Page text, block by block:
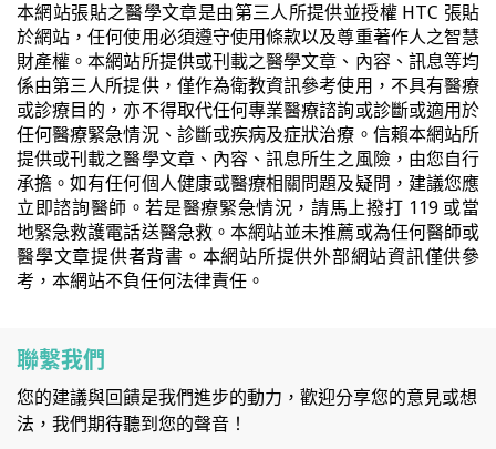
本網站張貼之醫學文章是由第三人所提供並授權 HTC 張貼
於網站，任何使用必須遵守使用條款以及尊重著作人之智慧
財產權。本網站所提供或刊載之醫學文章、內容、訊息等均
係由第三人所提供，僅作為衛教資訊參考使用，不具有醫療
或診療目的，亦不得取代任何專業醫療諮詢或診斷或適用於
任何醫療緊急情況、診斷或疾病及症狀治療。信賴本網站所
提供或刊載之醫學文章、內容、訊息所生之風險，由您自行
承擔。如有任何個人健康或醫療相關問題及疑問，建議您應
立即諮詢醫師。若是醫療緊急情況，請馬上撥打 119 或當
地緊急救護電話送醫急救。本網站並未推薦或為任何醫師或
醫學文章提供者背書。本網站所提供外部網站資訊僅供參
考，本網站不負任何法律責任。
聯繫我們
您的建議與回饋是我們進步的動力，歡迎分享您的意見或想
法，我們期待聽到您的聲音！